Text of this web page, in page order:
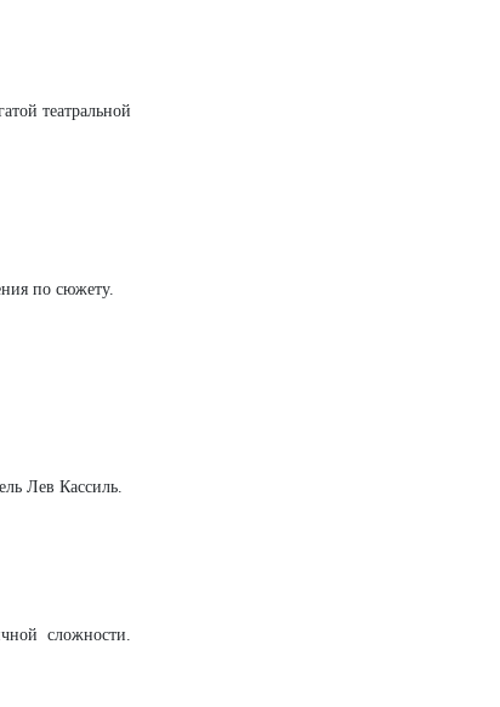
театральной
по сюжету.
Лев Кассиль.
сложности.